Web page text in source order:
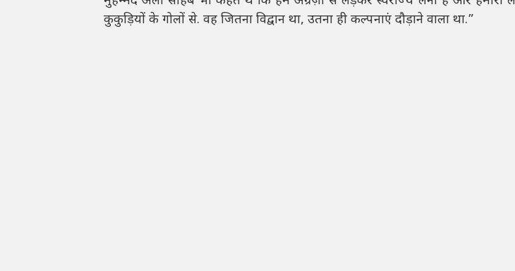
कुकुड़ियों के गोलों से. वह जितना विद्वान था, उतना ही कल्पनाएं दौड़ाने वाला था.”